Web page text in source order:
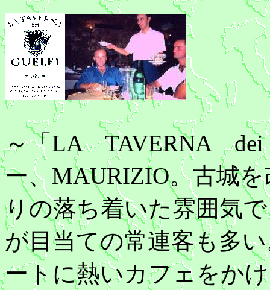
～「LA TAVERNA dei
ー、MAURIZIO。古城
りの落ち着いた雰囲気
が目当ての常連客も多
ートに熱いカフェをか